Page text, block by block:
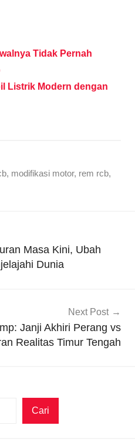
Tidak Pernah
Listrik Modern dengan
, modifikasi motor, rem rcb,
Masa Kini, Ubah
Dunia
Next Post
Janji Akhiri Perang vs
Realitas Timur Tengah
Cari